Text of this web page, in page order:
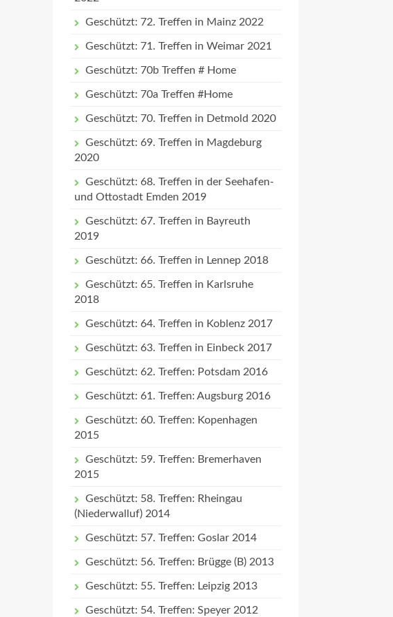
Geschützt: 72. Treffen in Mainz 2022
Geschützt: 71. Treffen in Weimar 2021
Geschützt: 70b Treffen # Home
Geschützt: 70a Treffen #Home
Geschützt: 70. Treffen in Detmold 2020
Geschützt: 69. Treffen in Magdeburg
2020
Geschützt: 68. Treffen in der Seehafen-
und Ottostadt Emden 2019
Geschützt: 67. Treffen in Bayreuth
2019
Geschützt: 66. Treffen in Lennep 2018
Geschützt: 65. Treffen in Karlsruhe
2018
Geschützt: 64. Treffen in Koblenz 2017
Geschützt: 63. Treffen in Einbeck 2017
Geschützt: 62. Treffen: Potsdam 2016
Geschützt: 61. Treffen: Augsburg 2016
Geschützt: 60. Treffen: Kopenhagen
2015
Geschützt: 59. Treffen: Bremerhaven
2015
Geschützt: 58. Treffen: Rheingau
(Niederwalluf) 2014
Geschützt: 57. Treffen: Goslar 2014
Geschützt: 56. Treffen: Brügge (B) 2013
Geschützt: 55. Treffen: Leipzig 2013
Geschützt: 54. Treffen: Speyer 2012